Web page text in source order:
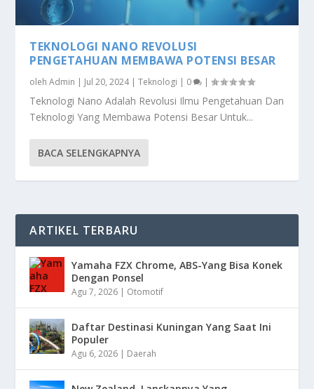
TEKNOLOGI NANO REVOLUSI
PENGETAHUAN MEMBAWA POTENSI BESAR
olehAdmin | Jul 20, 2024|Teknologi | 0 |
Teknologi Nano Adalah Revolusi Ilmu Pengetahuan Dan
Teknologi Yang Membawa Potensi Besar Untuk...
BACA SELENGKAPNYA
ARTIKEL TERBARU
Yamaha FZX Chrome, ABS-Yang Bisa Konek
Dengan Ponsel
Agu 7, 2026 | Otomotif
Daftar Destinasi Kuningan Yang Saat Ini
Populer
Agu 6, 2026 | Daerah